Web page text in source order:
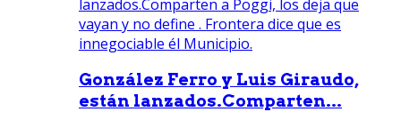
González Ferro y Luis Giraudo,
están lanzados.Comparten...